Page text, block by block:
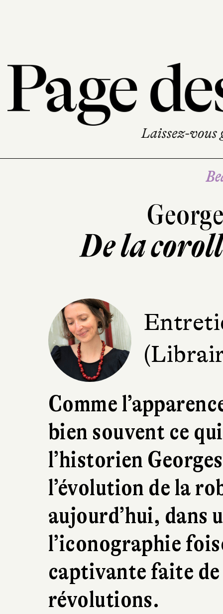
De la
Comme
bien souvent ce
l’historien
l’évolution de la
aujourd’hui, dans
l’iconographie
captivante faite
révolutions.